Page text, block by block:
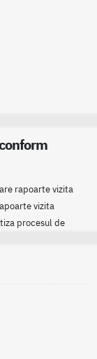
rapoarte vizita
vizita
procesul de